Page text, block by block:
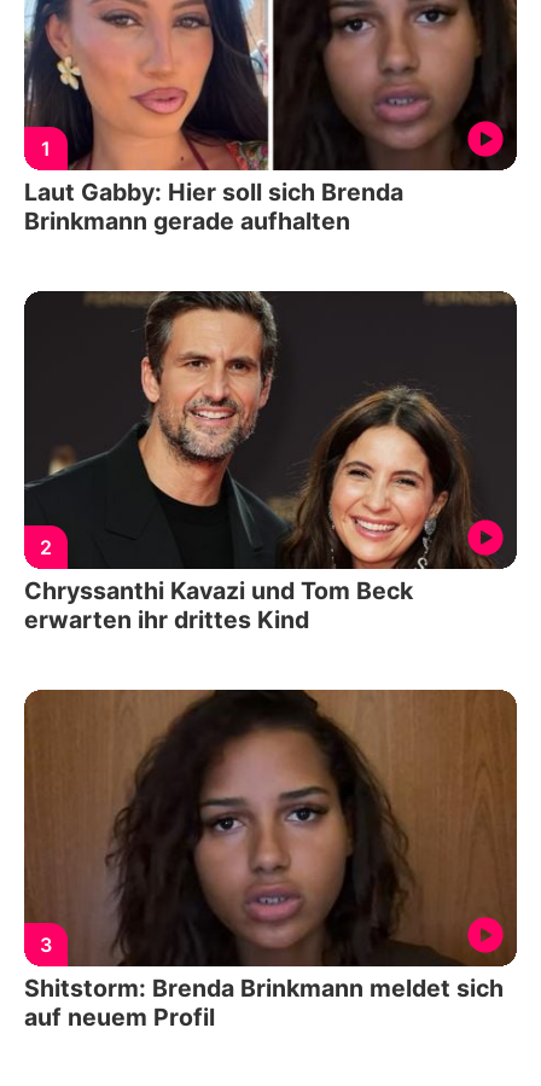
1
Laut Gabby: Hier soll sich Brenda
Brinkmann gerade aufhalten
2
Chryssanthi Kavazi und Tom Beck
erwarten ihr drittes Kind
3
Shitstorm: Brenda Brinkmann meldet sich
auf neuem Profil